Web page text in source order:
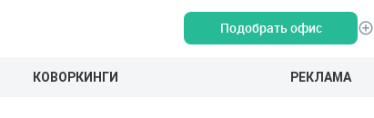
Подобрать офис
КОВОРКИНГИ РЕКЛАМА